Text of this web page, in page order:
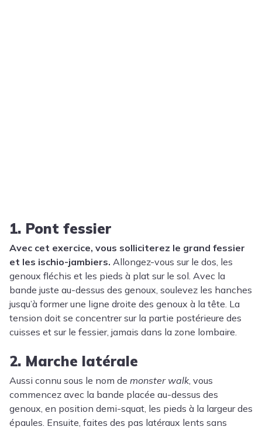
1. Pont fessier
Avec cet exercice, vous solliciterez le grand fessier
et les ischio-jambiers. Allongez-vous sur le dos, les
genoux fléchis et les pieds à plat sur le sol. Avec la
bande juste au-dessus des genoux, soulevez les hanches
jusqu’à former une ligne droite des genoux à la tête. La
tension doit se concentrer sur la partie postérieure des
cuisses et sur le fessier, jamais dans la zone lombaire.
2. Marche latérale
Aussi connu sous le nom de monster walk, vous
commencez avec la bande placée au-dessus des
genoux, en position demi-squat, les pieds à la largeur des
épaules. Ensuite, faites des pas latéraux lents sans